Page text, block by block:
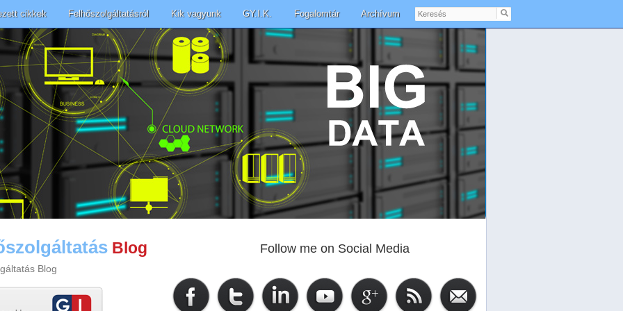
cikkek Felhőszolgáltatásról Kik vagyunk GY.I.K. Fogalomtár Archívum
Keresés
Blog
Blog
Follow me on Social Media